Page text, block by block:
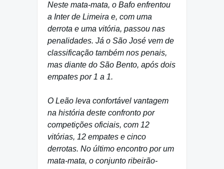
Neste mata-mata, o Bafo enfrentou
a Inter de Limeira e, com uma
derrota e uma vitória, passou nas
penalidades. Já o São José vem de
classificação também nos penais,
mas diante do São Bento, após dois
empates por 1 a 1.
O Leão leva confortável vantagem
na história deste confronto por
competições oficiais, com 12
vitórias, 12 empates e cinco
derrotas. No último encontro por um
mata-mata, o conjunto ribeirão-